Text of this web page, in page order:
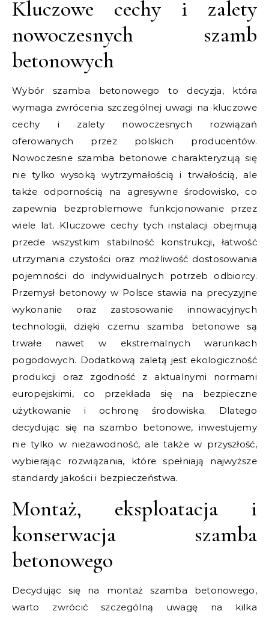
Kluczowe cechy i zalety
nowoczesnych szamb
betonowych
Wybór szamba betonowego to decyzja, która
wymaga zwrócenia szczególnej uwagi na kluczowe
cechy i zalety nowoczesnych rozwiązań
oferowanych przez polskich producentów.
Nowoczesne szamba betonowe charakteryzują się
nie tylko wysoką wytrzymałością i trwałością, ale
także odpornością na agresywne środowisko, co
zapewnia bezproblemowe funkcjonowanie przez
wiele lat. Kluczowe cechy tych instalacji obejmują
przede wszystkim stabilność konstrukcji, łatwość
utrzymania czystości oraz możliwość dostosowania
pojemności do indywidualnych potrzeb odbiorcy.
Przemysł betonowy w Polsce stawia na precyzyjne
wykonanie oraz zastosowanie innowacyjnych
technologii, dzięki czemu szamba betonowe są
trwałe nawet w ekstremalnych warunkach
pogodowych. Dodatkową zaletą jest ekologiczność
produkcji oraz zgodność z aktualnymi normami
europejskimi, co przekłada się na bezpieczne
użytkowanie i ochronę środowiska. Dlatego
decydując się na szambo betonowe, inwestujemy
nie tylko w niezawodność, ale także w przyszłość,
wybierając rozwiązania, które spełniają najwyższe
standardy jakości i bezpieczeństwa.
Montaż, eksploatacja i
konserwacja szamba
betonowego
Decydując się na montaż szamba betonowego,
warto zwrócić szczególną uwagę na kilka